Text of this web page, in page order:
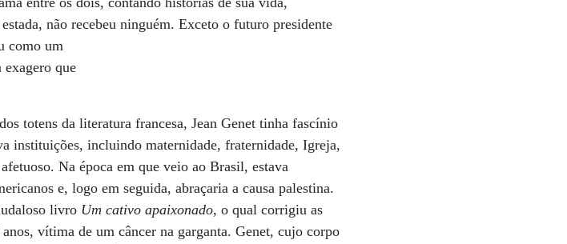
não recebeu ninguém. Exceto o futuro presidente
como um
que
totens da literatura francesa, Jean Genet tinha fascínio
instituições, incluindo maternidade, fraternidade, Igreja,
Na época em que veio ao Brasil, estava
e, logo em seguida, abraçaria a causa palestina.
livro Um cativo apaixonado, o qual corrigiu as
vítima de um câncer na garganta. Genet, cujo corpo